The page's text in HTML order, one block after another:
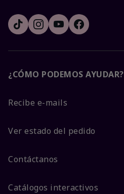
¿CÓMO PODEMOS AYUDAR?
Recibe e-mails
Ver estado del pedido
Contáctanos
Catálogos interactivos